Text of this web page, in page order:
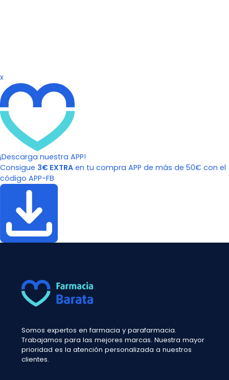
x
¡Descarga nuestra APP!
Consigue 3€ EXTRA en tu compra APP de más de 50€ con el
código APP-FB
Somos expertos en farmacia y parafarmacia.
Trabajamos para las mejores marcas. Nuestra mayor
prioridad es la atención personalizada a nuestros
clientes.